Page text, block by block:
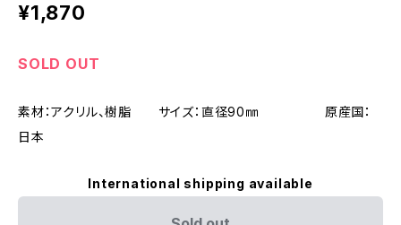
¥1,870
SOLD OUT
素材：アクリル、樹脂 サイズ：直径90㎜ 原産国：
日本
International shipping available